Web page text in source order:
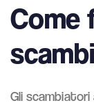
Come
Gli scambiatori